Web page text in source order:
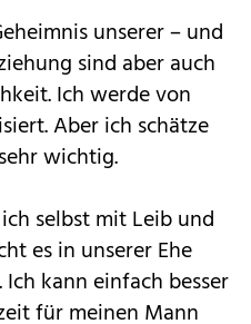
unserer – und
sind aber auch
Ich werde von
Aber ich schätze
wichtig.
ich selbst mit Leib und
es in unserer Ehe
kann einfach besser
für meinen Mann